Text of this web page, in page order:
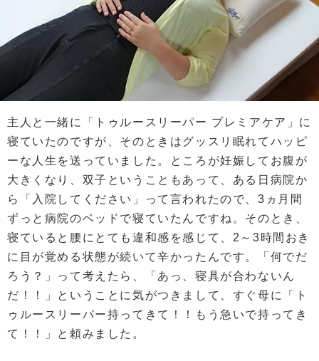
主人と一緒に「トゥルースリーパー プレミアケア」に
寝ていたのですが、そのときはグッスリ眠れてハッピ
ーな人生を送っていました。ところが妊娠してお腹が
大きくなり、双子ということもあって、ある日病院か
ら「入院してください」って言われたので、3ヵ月間
ずっと病院のベッドで寝ていたんですね。そのとき、
寝ていると腰にとても違和感を感じて、2～3時間おき
に目が覚める状態が続いて辛かったんです。「何でだ
ろう？」って考えたら、「あっ、寝具が合わないん
だ！！」ということに気がつきまして、すぐ母に「ト
ゥルースリーパー持ってきて！！もう急いで持ってき
て！！」と頼みました。